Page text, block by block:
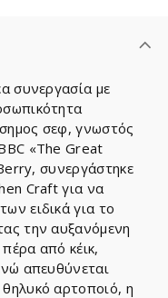
συνεργασία με
σεφ, γνωστός
«The Great
συνεργάστηκε
Craft για να
ειδικά για το
την αυξανόμενη
​​από κέικ,
απευθύνεται
αρτοποιό, η